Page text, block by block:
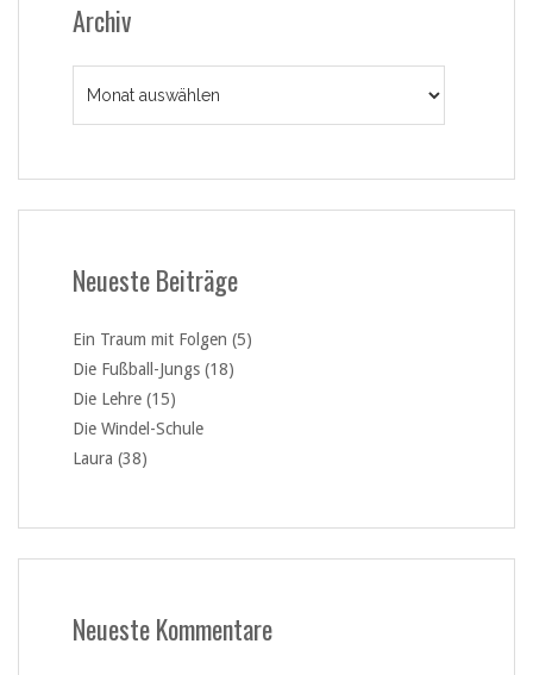
Archiv
Neueste Beiträge
Ein Traum mit Folgen (5)
Die Fußball-Jungs (18)
Die Lehre (15)
Die Windel-Schule
Laura (38)
Neueste Kommentare